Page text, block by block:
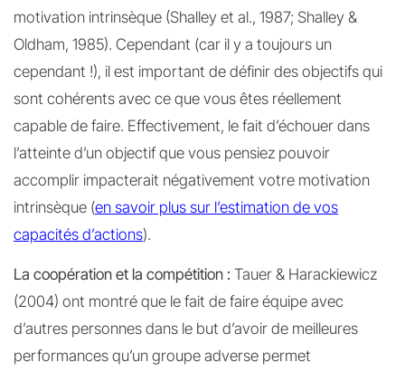
motivation intrinsèque (Shalley et al., 1987; Shalley &
Oldham, 1985). Cependant (car il y a toujours un
cependant !), il est important de définir des objectifs qui
sont cohérents avec ce que vous êtes réellement
capable de faire. Effectivement, le fait d’échouer dans
l’atteinte d’un objectif que vous pensiez pouvoir
accomplir impacterait négativement votre motivation
intrinsèque (en savoir plus sur l’estimation de vos
capacités d’actions).
La coopération et la compétition : Tauer & Harackiewicz
(2004) ont montré que le fait de faire équipe avec
d’autres personnes dans le but d’avoir de meilleures
performances qu’un groupe adverse permet